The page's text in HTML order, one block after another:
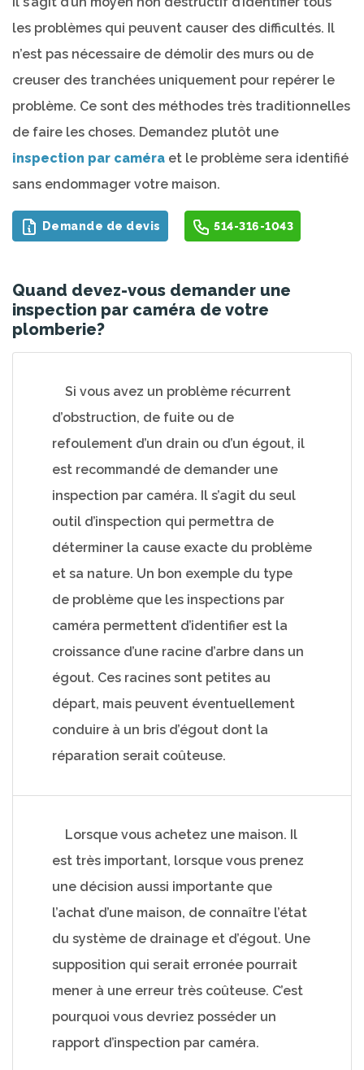
les problèmes qui peuvent causer des difficultés. Il
n’est pas nécessaire de démolir des murs ou de
creuser des tranchées uniquement pour repérer le
problème. Ce sont des méthodes très traditionnelles
de faire les choses. Demandez plutôt une
inspection par caméra et le problème sera identifié
sans endommager votre maison.
Demande de devis 514-316-1043
Quand devez-vous demander une
inspection par caméra de votre
plomberie?
Si vous avez un problème récurrent
d’obstruction, de fuite ou de
refoulement d’un drain ou d’un égout, il
est recommandé de demander une
inspection par caméra. Il s’agit du seul
outil d’inspection qui permettra de
déterminer la cause exacte du problème
et sa nature. Un bon exemple du type
de problème que les inspections par
caméra permettent d’identifier est la
croissance d’une racine d’arbre dans un
égout. Ces racines sont petites au
départ, mais peuvent éventuellement
conduire à un bris d’égout dont la
réparation serait coûteuse.
Lorsque vous achetez une maison. Il
est très important, lorsque vous prenez
une décision aussi importante que
l’achat d’une maison, de connaître l’état
du système de drainage et d’égout. Une
supposition qui serait erronée pourrait
mener à une erreur très coûteuse. C’est
pourquoi vous devriez posséder un
rapport d’inspection par caméra.